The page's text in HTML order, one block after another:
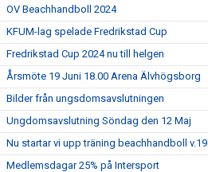
OV Beachhandboll 2024
KFUM-lag spelade Fredrikstad Cup
Fredrikstad Cup 2024 nu till helgen
Årsmöte 19 Juni 18.00 Arena Älvhögsborg
Bilder från ungsdomsavslutningen
Ungdomsavslutning Söndag den 12 Maj
Nu startar vi upp träning beachhandboll v.19
Medlemsdagar 25% på Intersport